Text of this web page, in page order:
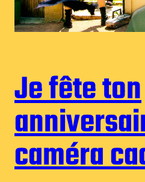
Je fête ton
caméra